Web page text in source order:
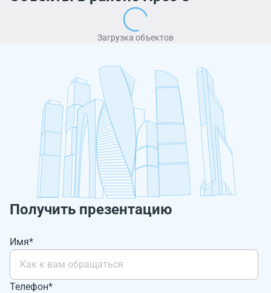
Загрузка объектов
Получить презентацию
Имя*
Телефон*